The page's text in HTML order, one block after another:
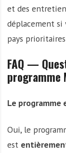
et des
déplacement si
pays prioritaires
FAQ —
programme
Le
Oui, le
est